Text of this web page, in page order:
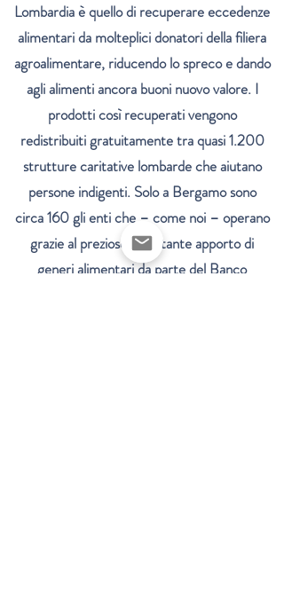
Lombardia è quello di recuperare eccedenze
alimentari da molteplicidonatori della filiera
agroalimentare, riducendo lo spreco e dando
agli alimenti ancora buoni nuovo valore. I
prodotti così recuperati vengono
redistribuiti gratuitamente tra quasi 1.200
strutture caritative lombarde che aiutano
persone indigenti. Solo a Bergamo sono
circa 160 gli enti che – come noi – operano
grazie al prezioso e costante apporto di
generi alimentari da parte del Banco